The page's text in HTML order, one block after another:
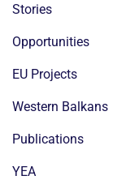
Stories
Opportunities
EU Projects
Western Balkans
Publications
YEA